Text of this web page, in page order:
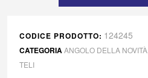
CODICE PRODOTTO: 124245
CATEGORIAANGOLO DELLA NOVITÀ
TELI